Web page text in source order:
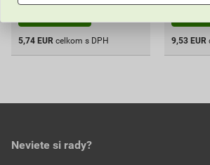
5,74 EUR celkom s DPH 9,53 EUR
Neviete si rady?